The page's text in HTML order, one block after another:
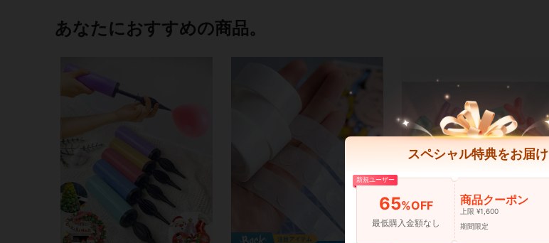
あなたにおすすめの商品。
スペシャル特典をお届け
新規ユーザー
65%OFF
最低購入金額なし
商品クーポン
上限 ¥1,600
期間限定